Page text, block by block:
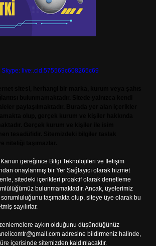
Skype: live:.cid.575569c608265c69
Kanun gereğince Bilgi Teknolojileri ve İletişim
onaylanmış bir Yer Sağlayıcı olarak hizmet
sitedeki içerikleri proaktif olarak denetleme
bulunmamaktadır. Ancak, üyelerimiz
sorumluluğunu taşımakta olup, siteye üye olarak bu
sayılırlar.
aykırı olduğunu düşündüğünüz
adresine bildirmeniz halinde,
içerisinde sitemizden kaldırılacaktır.